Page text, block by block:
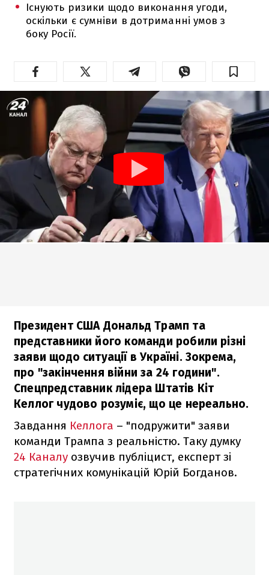
Існують ризики щодо виконання угоди,
оскільки є сумніви в дотриманні умов з
боку Росії.
Президент США Дональд Трамп та
представники його команди робили різні
заяви щодо ситуації в Україні. Зокрема,
про "закінчення війни за 24 години".
Спецпредставник лідера Штатів Кіт
Келлог чудово розуміє, що це нереально.
Завдання Келлога – "подружити" заяви
команди Трампа з реальністю. Таку думку
24 Каналу озвучив публіцист, експерт зі
стратегічних комунікацій Юрій Богданов.